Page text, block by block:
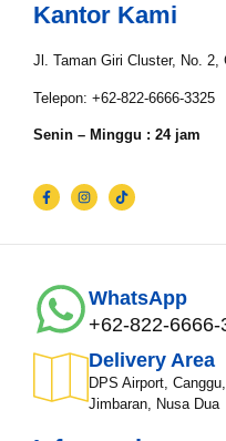
Kantor Kami
Jl. Taman Giri Cluster, No.
Telepon: +62-822-6666-3325
Senin – Minggu : 24 jam
WhatsApp
+62-822-6666-
Delivery Area
DPS Airport,
Jimbaran, Nusa Dua